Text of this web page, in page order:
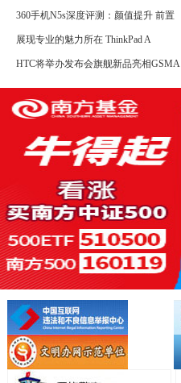
360手机N5s深度评测：颜值提升 前置
展现专业的魅力所在 ThinkPad A
HTC将举办发布会旗舰新品亮相GSMA